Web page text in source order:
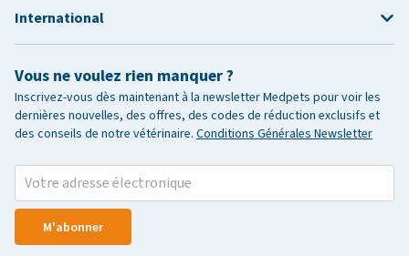
Vous ne voulez rien manquer ?
Inscrivez-vous dès maintenant à la newsletter Medpets pour voir les
dernières nouvelles, des offres, des codes de réduction exclusifs et
des conseils de notre vétérinaire. Conditions Générales Newsletter
M'abonner
International